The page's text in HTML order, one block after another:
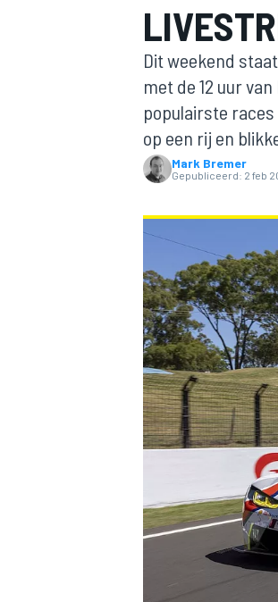
Dit weekend
met de 12 uur
populairste
op een rij en
Mark Bremer
Gepubliceerd: 2 feb